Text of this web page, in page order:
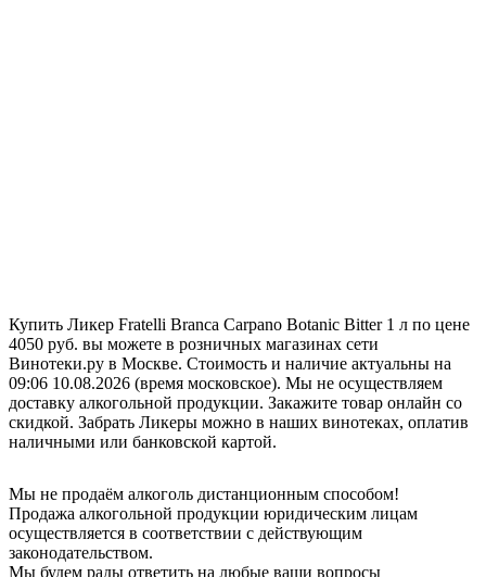
Купить Ликер Fratelli Branca Carpano Botanic Bitter 1 л по цене
4050 руб. вы можете в розничных магазинах сети
Винотеки.ру в Москве. Стоимость и наличие актуальны на
09:06 10.08.2026 (время московское). Мы не осуществляем
доставку алкогольной продукции. Закажите товар онлайн со
скидкой. Забрать Ликеры можно в наших винотеках, оплатив
наличными или банковской картой.
Мы не продаём алкоголь дистанционным способом!
Продажа алкогольной продукции юридическим лицам
осуществляется в соответствии с действующим
законодательством.
Мы будем рады ответить на любые ваши вопросы